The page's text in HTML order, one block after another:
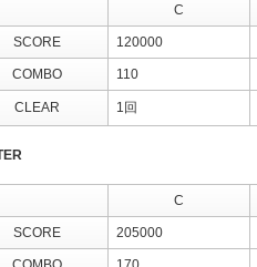
C
SCORE 120000
COMBO 110
CLEAR 1回
C
SCORE 205000